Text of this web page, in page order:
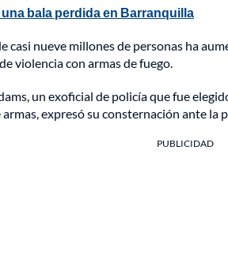
bala perdida en Barranquilla
casi nueve millones de personas ha
violencia con armas de fuego.
un exoficial de policía que fue
expresó su consternación ante la
PUBLICIDAD